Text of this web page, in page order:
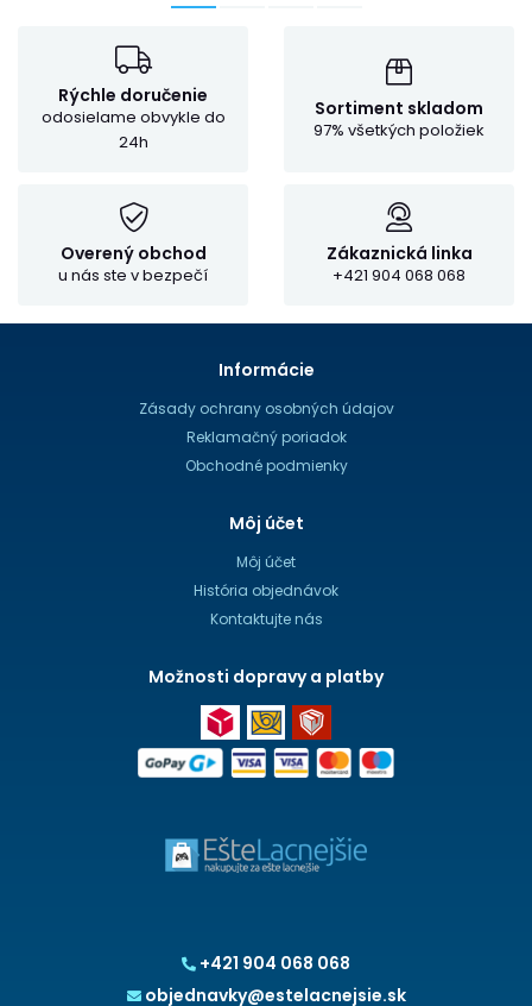
Rýchle doručenie
odosielame obvykle do
24h
Sortiment skladom
97% všetkých položiek
Overený obchod
u nás ste v bezpečí
Zákaznická linka
+421 904 068 068
+421 904 068 068
objednavky@estelacnejsie.sk
Informácie
Zásady ochrany osobných údajov
Reklamačný poriadok
Obchodné podmienky
Môj účet
Môj účet
História objednávok
Kontaktujte nás
Možnosti dopravy a platby